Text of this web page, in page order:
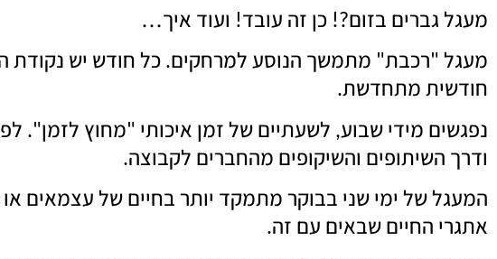
מעגל גברים בזום?! כן זה עובד! ועוד איך…
מעגל "רכבת" מתמשך הנוסע למרחקים. כל חודש יש נקודת
חודשית מתחדשת.
נפגשים מידי שבוע, לשעתיים של זמן איכותי "מחוץ לזמן".
ודרך השיתופים והשיקופים מהחברים לקבוצה.
המעגל של ימי שני בבוקר מתמקד יותר בחיים של עצמאים
אתגרי החיים שבאים עם זה.